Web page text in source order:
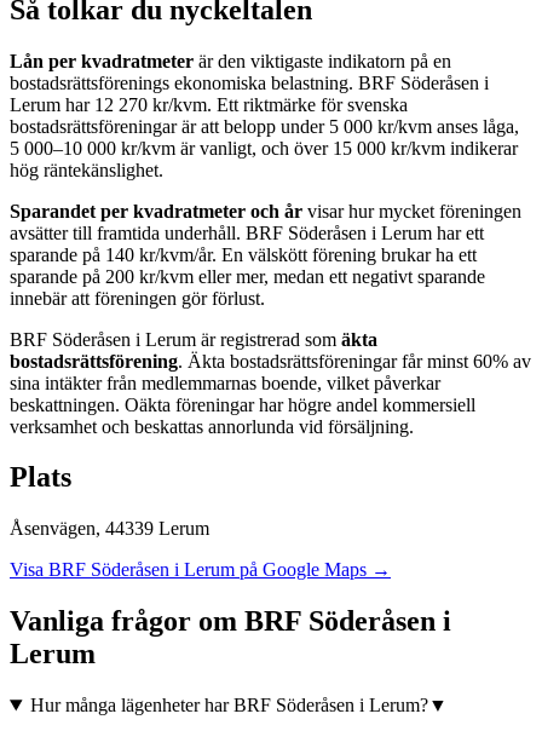
Så tolkar du nyckeltalen
Lån per kvadratmeter är den viktigaste indikatorn på en
bostadsrättsförenings ekonomiska belastning. BRF Söderåsen i
Lerum har 12 270 kr/kvm. Ett riktmärke för svenska
bostadsrättsföreningar är att belopp under 5 000 kr/kvm anses låga,
5 000–10 000 kr/kvm är vanligt, och över 15 000 kr/kvm indikerar
hög räntekänslighet.
Sparandet per kvadratmeter och år visar hur mycket föreningen
avsätter till framtida underhåll. BRF Söderåsen i Lerum har ett
sparande på 140 kr/kvm/år. En välskött förening brukar ha ett
sparande på 200 kr/kvm eller mer, medan ett negativt sparande
innebär att föreningen gör förlust.
BRF Söderåsen i Lerum är registrerad som äkta
bostadsrättsförening. Äkta bostadsrättsföreningar får minst 60% av
sina intäkter från medlemmarnas boende, vilket påverkar
beskattningen. Oäkta föreningar har högre andel kommersiell
verksamhet och beskattas annorlunda vid försäljning.
Plats
Åsenvägen, 44339 Lerum
Visa BRF Söderåsen i Lerum på Google Maps →
Vanliga frågor om BRF Söderåsen i
Lerum
Hur många lägenheter har BRF Söderåsen i Lerum?▼